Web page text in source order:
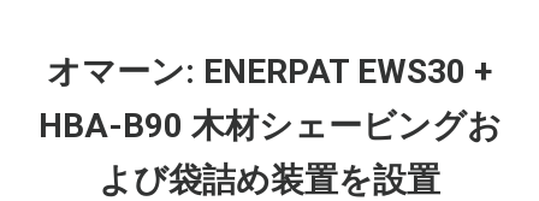
オマーン: ENERPAT EWS30 +
HBA-B90 木材シェービングお
よび袋詰め装置を設置